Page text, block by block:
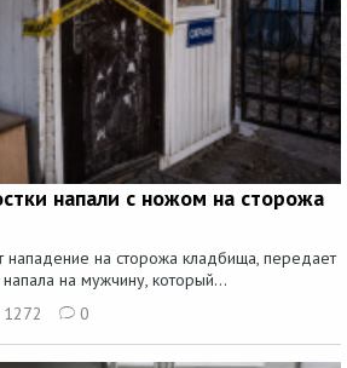
напали с ножом на сторожа
на сторожа кладбища, передает
на мужчину, который...
1272 0